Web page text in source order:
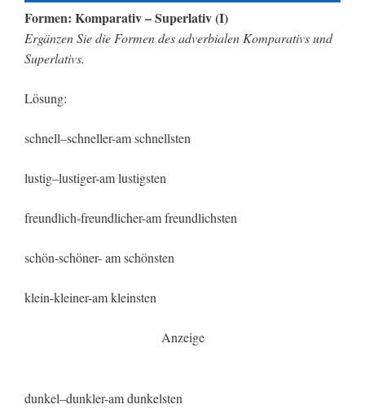
Formen: Komparativ – Superlativ (I)
Ergänzen Sie die Formen des adverbialen Komparativs und
Superlativs.
Lösung:
schnell–schneller-am schnellsten
lustig–lustiger-am lustigsten
freundlich-freundlicher-am freundlichsten
schön-schöner- am schönsten
klein-kleiner-am kleinsten
Anzeige
dunkel–dunkler-am dunkelsten